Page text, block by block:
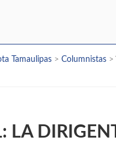
Tamaulipas > Columnistas >
LA